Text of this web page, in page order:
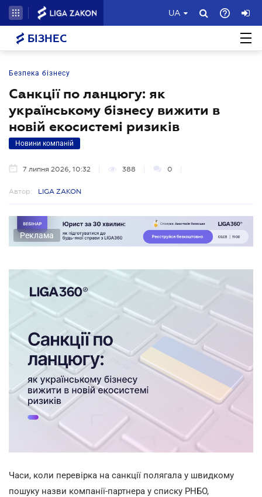
UA
БІЗНЕС
Безпека бізнесу
Санкції по ланцюгу: як
українському бізнесу вижити в
новій екосистемі ризиків
Новини компаній
7 липня 2026, 10:32 388 0
Автор: LIGA ZAKON
Реклама
Часи, коли перевірка на санкції полягала у швидкому
пошуку назви компанії-партнера у списку РНБО,